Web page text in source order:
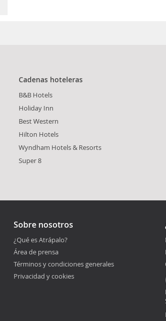
Cadenas hoteleras
B&B Hotels
Holiday Inn
Best Western
Hilton Hotels
Wyndham Hotels & Resorts
Super 8
Sobre nosotros
¿Qué es Atrápalo?
Área de prensa
Términos y condiciones generales
Privacidad y cookies